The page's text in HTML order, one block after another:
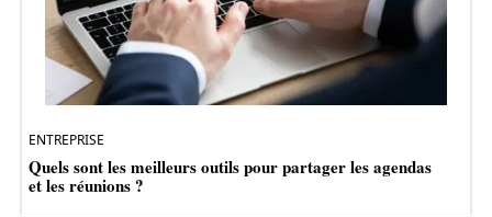
ENTREPRISE
Quels sont les meilleurs outils pour partager les agendas
et les réunions ?